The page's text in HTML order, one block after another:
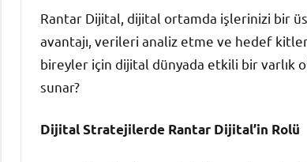
Rantar Dijital, dijital ortamda işlerinizi bir
avantajı, verileri analiz etme ve hedef
bireyler için dijital dünyada etkili bir varlık
sunar?
Dijital Stratejilerde Rantar Dijital’in Rolü